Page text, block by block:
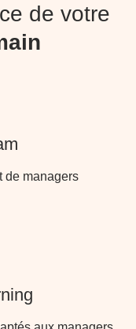
de votre
de managers